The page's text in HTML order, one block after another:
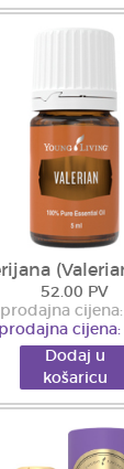
52.00 PV
Dodaj u
košaricu